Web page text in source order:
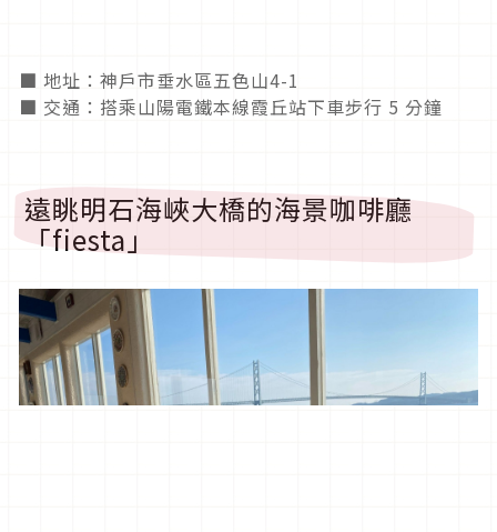
■ 地址：神戶市垂水區五色山4-1
■ 交通：搭乘山陽電鐵本線霞丘站下車步行 5 分鐘
遠眺明石海峽大橋的海景咖啡廳
「fiesta」